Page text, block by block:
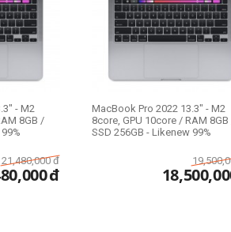
- M2
8GB /
21,480,000 đ
đ
MacBook Pro 2022 13.3" - M2
8core, GPU 10core / RAM
SSD 256GB - Likenew 99%